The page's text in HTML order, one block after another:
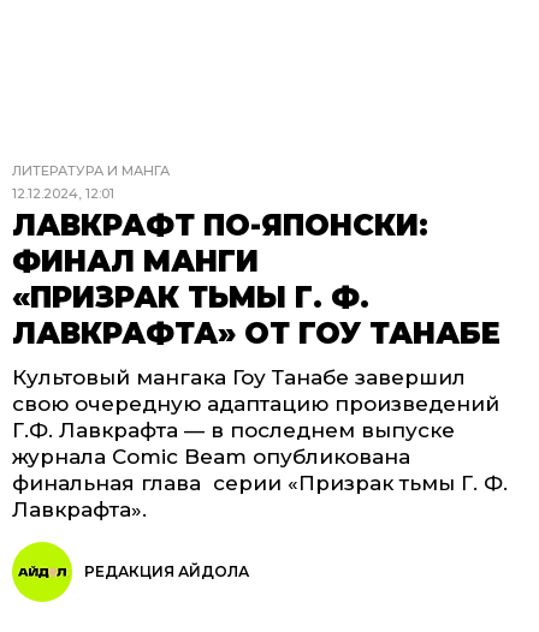
ЛИТЕРАТУРА И МАНГА
12.12.2024, 12:01
ЛАВКРАФТ ПО-ЯПОНСКИ:
ФИНАЛ МАНГИ
«ПРИЗРАК ТЬМЫ Г. Ф.
ЛАВКРАФТА» ОТ ГОУ ТАНАБЕ
Культовый мангака Гоу Танабе завершил
свою очередную адаптацию произведений
Г.Ф. Лавкрафта — в последнем выпуске
журнала Comic Beam опубликована
финальная глава серии «Призрак тьмы Г. Ф.
Лавкрафта».
РЕДАКЦИЯ АЙДОЛА